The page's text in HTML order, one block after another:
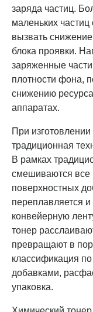
заряда частиц.
маленьких
вызвать
блока проявки.
заряженные
плотности фона,
снижению
аппаратах.
При
традиционная
В рамках
смешиваются все
поверхностных
переплавляется и
конвейерную
тонер
превращают в
классификация
добавками,
упаковка.